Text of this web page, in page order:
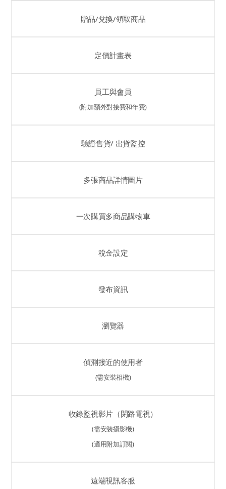
贈品/兌換/領取商品
定價計畫表
員工與會員
(附加額外對接費和年費)
驗證售貨/ 出貨監控
多張商品詳情圖片
一次購買多商品購物車
稅金設定
發布資訊
瀏覽器
偵測接近的使用者
(需安裝相機)
收錄監視影片（閉路電視）
(需安裝攝影機)
(適用附加訂閱)
遠端視訊客服